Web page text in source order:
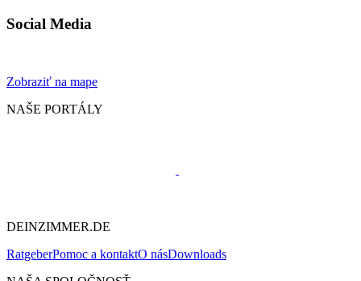
Social Media
Zobraziť na mape
NAŠE PORTÁLY
DEINZIMMER.DE
RatgeberPomoc a kontaktO násDownloads